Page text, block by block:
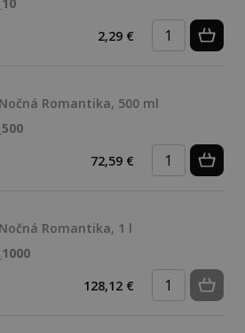
2,29 €
Romantika, 500 ml
72,59 €
Romantika, 1 l
128,12 €